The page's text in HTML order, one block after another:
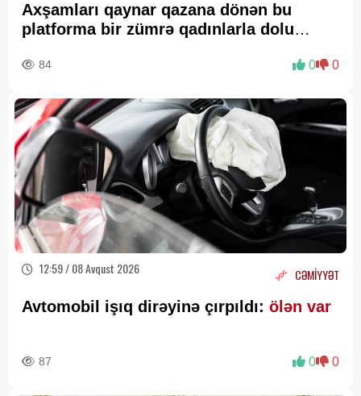
Axşamları qaynar qazana dönən bu
platforma bir zümrə qadınlarla dolu
84 0 0
12:59 / 08 Avqust 2026 CƏMİYYƏT
Avtomobil işıq dirəyinə çırpıldı: ölən var
87 0 0